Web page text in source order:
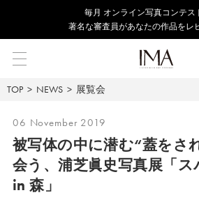
毎⽉ オンライン写真コンテス
著名な審査員があなたの作品をレ
TOP NEWS 展覧会
06 November 2019
被写体の中に潜む“蓋をさ
会う、浦芝眞史写真展「
in 森」